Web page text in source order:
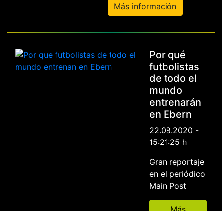
Más información
Por qué
futbolistas
de todo el
mundo
entrenarán
en Ebern
22.08.2020 -
15:21:25 h
Gran reportaje
en el periódico
Main Post
Más